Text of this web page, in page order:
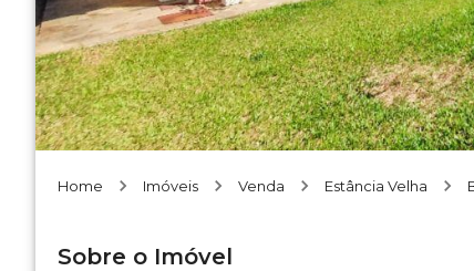
Home Imóveis Venda Estância Velha
Sobre o Imóvel